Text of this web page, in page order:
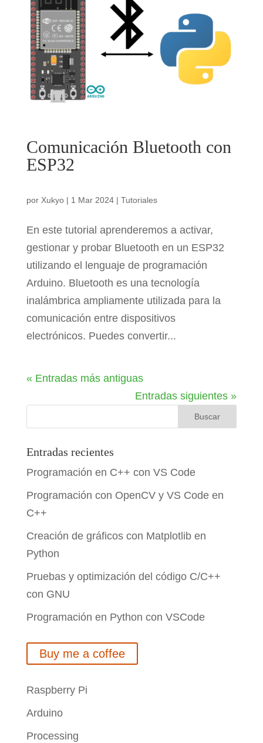
Comunicación Bluetooth con
ESP32
por Xukyo| 1 Mar 2024| Tutoriales
En este tutorial aprenderemos a activar,
gestionar y probar Bluetooth en un ESP32
utilizando el lenguaje de programación
Arduino. Bluetooth es una tecnología
inalámbrica ampliamente utilizada para la
comunicación entre dispositivos
electrónicos. Puedes convertir...
« Entradas más antiguas
Entradas siguientes »
Entradas recientes
Programación en C++ con VS Code
Programación con OpenCV y VS Code en
C++
Creación de gráficos con Matplotlib en
Python
Pruebas y optimización del código C/C++
con GNU
Programación en Python con VSCode
Buy me a coffee
Raspberry Pi
Arduino
Processing